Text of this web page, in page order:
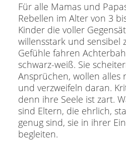
Für alle Mamas und
Rebellen im Alter von 3
Kinder die voller
willensstark und sensibel
Gefühle fahren
schwarz-weiß. Sie
Ansprüchen, wollen alles
und verzweifeln daran.
denn ihre Seele ist zart.
sind Eltern, die ehrlich,
genug sind, sie in ihrer
begleiten.